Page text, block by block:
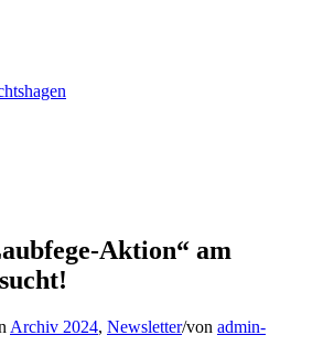
Aktion“ am
Archiv 2024, Newsletter/von admin-